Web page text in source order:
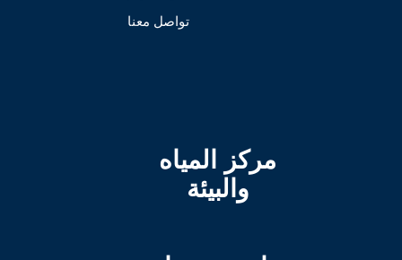
تواصل معنا
مركز المياه
والبيئة